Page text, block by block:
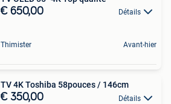
€ 650,00 Détails
Thimister Avant-hier
TV 4K Toshiba 58pouces / 146cm
€ 350,00 Détails